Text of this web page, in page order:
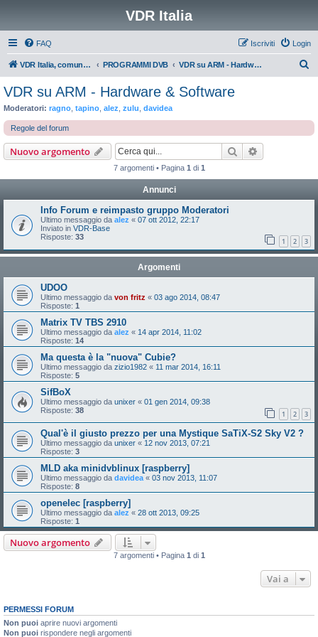
VDR Italia
FAQ Login
Iscriviti
VDR Italia, comunità italiana utilizzatori VDR PROGRAMMI DVB VDR su ARM - Hardware & Software
a
VDR su ARM - Hardware & Software
Moderatori: ragno tapino alez zulu davidea
Regole del forum
Nuovo argomento Cerca
7 argomenti • Pagina 1 di 1
Annunci
Info Forum e reimpasto gruppo Moderatori
Ultimo messaggio da alez « 07 ott 2012, 22:17
Inviato in VDR-Base
Risposte: 33 1 2 3
Argomenti
UDOO
Ultimo messaggio da von fritz « 03 ago 2014, 08:47
Risposte: 1
Matrix TV TBS 2910
Ultimo messaggio da alez « 14 apr 2014, 11:02
Risposte: 14
Ma questa è la "nuova" Cubie?
Ultimo messaggio da zizio1982 « 11 mar 2014, 16:11
Risposte: 5
SifBoX
Ultimo messaggio da unixer « 01 gen 2014, 09:38
Risposte: 38 1 2 3
Qual'è il giusto prezzo per una Mystique SaTiX-S2 Sky V2 ?
Ultimo messaggio da unixer « 12 nov 2013, 07:21
Risposte: 3
MLD aka minidvblinux [raspberry]
Ultimo messaggio da davidea « 03 nov 2013, 11:07
Risposte: 8
openelec [raspberry]
Ultimo messaggio da alez « 28 ott 2013, 09:25
Risposte: 1
Nuovo argomento
7 argomenti • Pagina 1 di 1
Vai a
PERMESSI FORUM
Non puoi aprire nuovi argomenti
Non puoi rispondere negli argomenti